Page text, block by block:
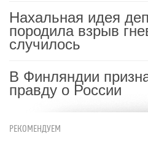
Нахальная идея
породила взрыв
случилось
В Финляндии
правду о России
РЕКОМЕНДУЕМ